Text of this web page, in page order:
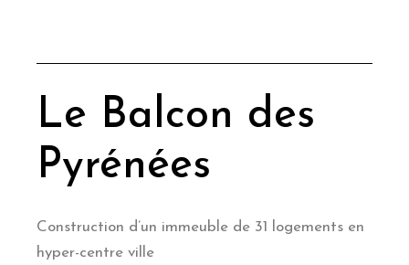
Le Balcon des
Pyrénées
Construction d’un immeuble de 31 logements en
hyper-centre ville